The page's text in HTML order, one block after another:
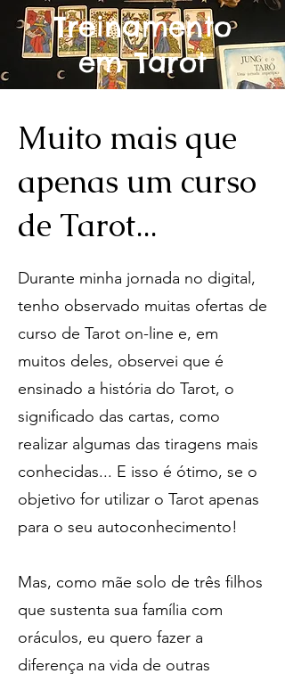
Treinamento
em Tarot
Muito mais que
apenas um curso
de Tarot...
Durante minha jornada no digital,
tenho observado muitas ofertas de
curso de Tarot on-line e, em
muitos deles, observei que é
ensinado a história do Tarot, o
significado das cartas, como
realizar algumas das tiragens mais
conhecidas... E isso é ótimo, se o
objetivo for utilizar o Tarot apenas
para o seu autoconhecimento!
Mas, como mãe solo de três filhos
que sustenta sua família com
oráculos, eu quero fazer a
diferença na vida de outras